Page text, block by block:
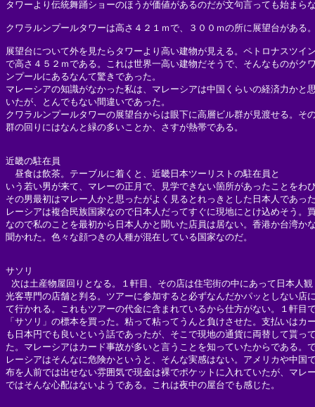
タワーより伝統舞踊ショーのほうが価値があるのだが文句言っても始まら
クワラルンプールタワーは高さ４２１ｍで、３００ｍの所に展望台がある
展望台について外を見たらタワーより高い建物が見える。ペトロナスツイ
で高さ４５２ｍである。これは世界一高い建物だそうで、そんなものがク
ンプールにあるなんて驚きであった。
マレーシアの知識がなかった私は、マレーシアは中国くらいの経済力かと
いたが、とんでもない間違いであった。
クワラルンプールタワーの展望台からは眼下に高層ビル群が見渡せる。そ
群の回りにはなんと緑の多いことか、さすが熱帯である。
近畿の駐在員
昼食は飲茶。テーブルに着くと、近畿日本ツーリストの駐在員と
いう若い男が来て、マレーの正月で、見学できない箇所があったことをわ
その男最初はマレー人かと思ったがよく見るとれっきとした日本人であっ
レーシアは複合民族国家なので日本人だってすぐに現地にとけ込めそう。
なので私のことを最初から日本人かと聞いた店員は居ない。香港か台湾か
聞かれた。色々な顔つきの人種が混在している国家なのだ。
サソリ
次は土産物屋回りとなる。１軒目、その店は住宅街の中にあって日本人観
光客専門の店舗と判る。ツアーに参加すると必ずなんだかパッとしない店
て行かれる。これもツアーの代金に含まれているから仕方がない。１軒目
「サソリ」の標本を買った。粘って粘ってうんと負けさせた。支払いはカ
も日本円でも良いという話であったが、そこで現地の通貨に両替して貰っ
た。マレーシアはカード事故が多いと言うことを知っていたからである。
レーシアはそんなに危険かというと、そんな実感はない。アメリカや中国
布を人前では出せない雰囲気で現金は裸でポケットに入れていたが、マレ
ではそんな心配はないようである。これは夜中の屋台でも感じた。